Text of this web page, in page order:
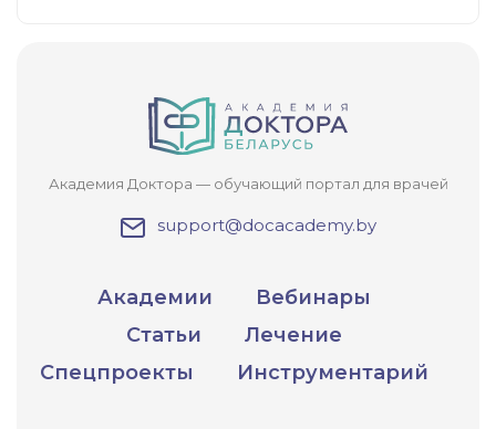
Академия Доктора — обучающий портал для врачей
support@docacademy.by
Академии
Вебинары
Статьи
Лечение
Спецпроекты
Инструментарий